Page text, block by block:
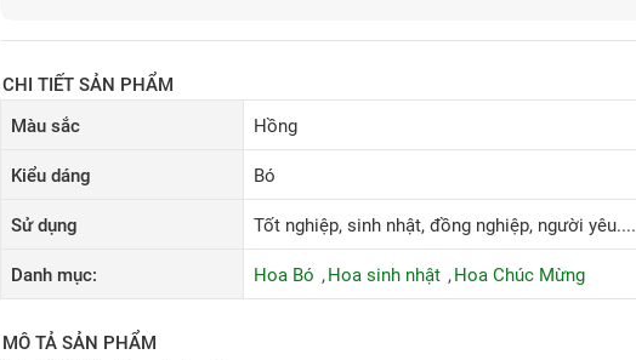
CHI TIẾT SẢN PHẨM
Màu sắc
Hồng
Kiểu dáng Bó
Sử dụng Tốt nghiệp, sinh nhật, đồng nghiệp, người yêu....
Danh mục: Hoa Bó Hoa sinh nhật Hoa Chúc Mừng
MÔ TẢ SẢN PHẨM